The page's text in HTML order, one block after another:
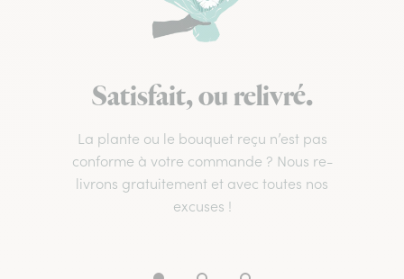
Satisfait, ou relivré.
La plante ou le bouquet reçu n’est pas
conforme à votre commande ? Nous re-
livrons gratuitement et avec toutes nos
excuses !